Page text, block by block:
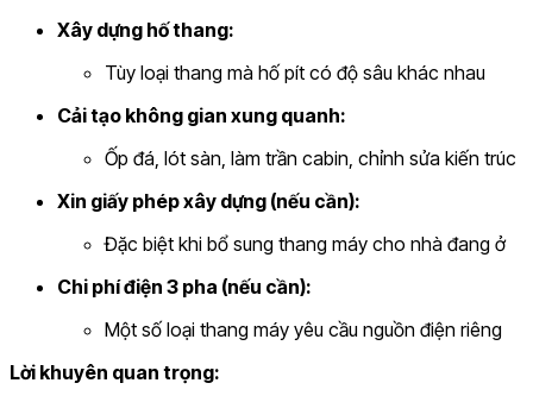
Xây dựng hố thang:
Tùy loại thang mà hố pít có độ sâu khác nhau
Cải tạo không gian xung quanh:
Ốp đá, lót sàn, làm trần cabin, chỉnh sửa kiến trúc
Xin giấy phép xây dựng (nếu cần):
Đặc biệt khi bổ sung thang máy cho nhà đang ở
Chi phí điện 3 pha (nếu cần):
Một số loại thang máy yêu cầu nguồn điện riêng
Lời khuyên quan trọng: